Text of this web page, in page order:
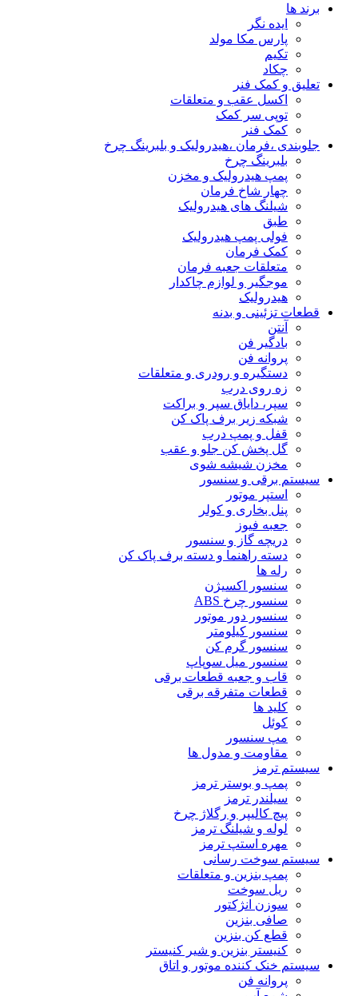
برند ها
ایده نگر
پارس مکا مولد
تکیم
چکاد
تعلیق و کمک فنر
اکسل عقب و متعلقات
توپی سر کمک
کمک فنر
جلوبندی ،فرمان ،هیدرولیک و بلبرینگ چرخ
بلبرینگ چرخ
پمپ هیدرولیک و مخزن
چهار شاخ فرمان
شیلنگ های هیدرولیک
طبق
فولی پمپ هیدرولیک
کمک فرمان
متعلقات جعبه فرمان
موجگیر و لوازم چاکدار
هیدرولیک
قطعات تزئینی و بدنه
آنتن
بادگیر فن
پروانه فن
دستگیره و رودری و متعلقات
زه روی درب
سپر، دایاق سپر و براکت
شبکه زیر برف پاک کن
قفل و پمپ درب
گل پخش کن جلو و عقب
مخزن شیشه شوی
سیستم برقی و سنسور
استپر موتور
پنل بخاری و کولر
جعبه فیوز
دریچه گاز و سنسور
دسته راهنما و دسته برف پاک کن
رله ها
سنسور اکسیژن
سنسور چرخ ABS
سنسور دور موتور
سنسور کیلومتر
سنسور گرم کن
سنسور میل سوپاپ
قاب و جعبه قطعات برقی
قطعات متفرقه برقی
کلید ها
کوئل
مپ سنسور
مقاومت و مدول ها
سیستم ترمز
پمپ و بوستر ترمز
سیلندر ترمز
پیچ کالیپر و رگلاژ چرخ
لوله و شیلنگ ترمز
مهره استپ ترمز
سیستم سوخت رسانی
پمپ بنزین و متعلقات
ریل سوخت
سوزن انژکتور
صافی بنزین
قطع کن بنزین
کنیستر بنزین و شیر کنیستر
سیستم خنک کننده موتور و اتاق
پروانه فن